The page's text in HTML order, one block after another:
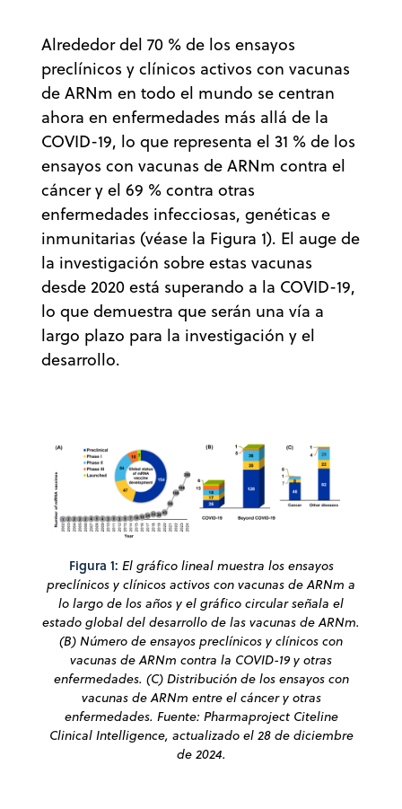
Alrededor del 70 % de los ensayos
preclínicos y clínicos activos con vacunas
de ARNm en todo el mundo se centran
ahora en enfermedades más allá de la
COVID-19, lo que representa el 31 % de los
ensayos con vacunas de ARNm contra el
cáncer y el 69 % contra otras
enfermedades infecciosas, genéticas e
inmunitarias (véase la Figura 1). El auge de
la investigación sobre estas vacunas
desde 2020 está superando a la COVID-19,
lo que demuestra que serán una vía a
largo plazo para la investigación y el
desarrollo.
Figura 1: El gráfico lineal muestra los ensayos
preclínicos y clínicos activos con vacunas de ARNm a
lo largo de los años y el gráfico circular señala el
estado global del desarrollo de las vacunas de ARNm.
(B) Número de ensayos preclínicos y clínicos con
vacunas de ARNm contra la COVID-19 y otras
enfermedades. (C) Distribución de los ensayos con
vacunas de ARNm entre el cáncer y otras
enfermedades. Fuente: Pharmaproject Citeline
Clinical Intelligence, actualizado el 28 de diciembre
de 2024.